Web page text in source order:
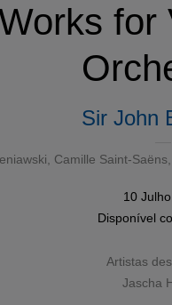
for
Sir John
Camille Saint-Saëns
10
Disponível
Artistas
Jascha